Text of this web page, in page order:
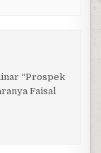
“Prospek
Faisal